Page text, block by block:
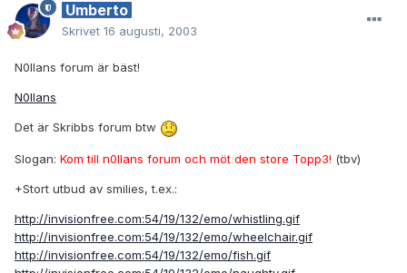
Umberto
Skrivet 16 augusti, 2003
N0llans forum är bäst!
N0llans
Det är Skribbs forum btw
Slogan: Kom till n0llans forum och möt den store Topp3! (tbv)
+Stort utbud av smilies, t.ex.:
http://invisionfree.com:54/19/132/emo/whistling.gif
http://invisionfree.com:54/19/132/emo/wheelchair.gif
http://invisionfree.com:54/19/132/emo/fish.gif